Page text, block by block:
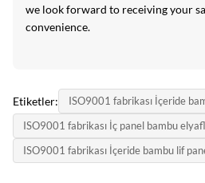
we look forward to receiving your
convenience.
Etiketler:
ISO9001 fabrikası İçeride
ISO9001 fabrikası İç panel bambu
ISO9001 fabrikası İçeride bambu lif